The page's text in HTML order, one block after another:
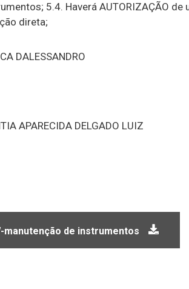
5.4. Haverá AUTORIZAÇÃO
direta;
DALESSANDRO
APARECIDA DELGADO LUIZ
manutenção de instrumentos